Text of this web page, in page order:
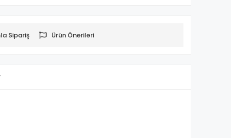
Sipariş Ürün Önerileri